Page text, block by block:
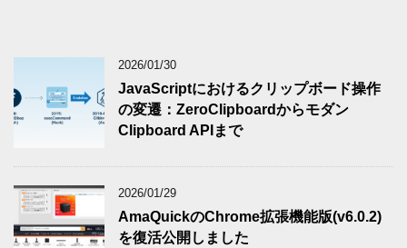
2026/01/30
JavaScriptにおけるクリップボード操作
の変遷：ZeroClipboardからモダン
Clipboard APIまで
2026/01/29
AmaQuickのChrome拡張機能版(v6.0.2)
を復活公開しました